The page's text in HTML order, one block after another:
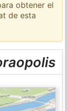
obtener el
de esta